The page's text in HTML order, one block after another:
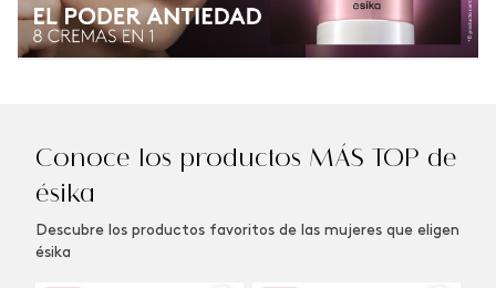
Conoce los productos MÁS TOP de
ésika
Descubre los productos favoritos de las mujeres que eligen
ésika